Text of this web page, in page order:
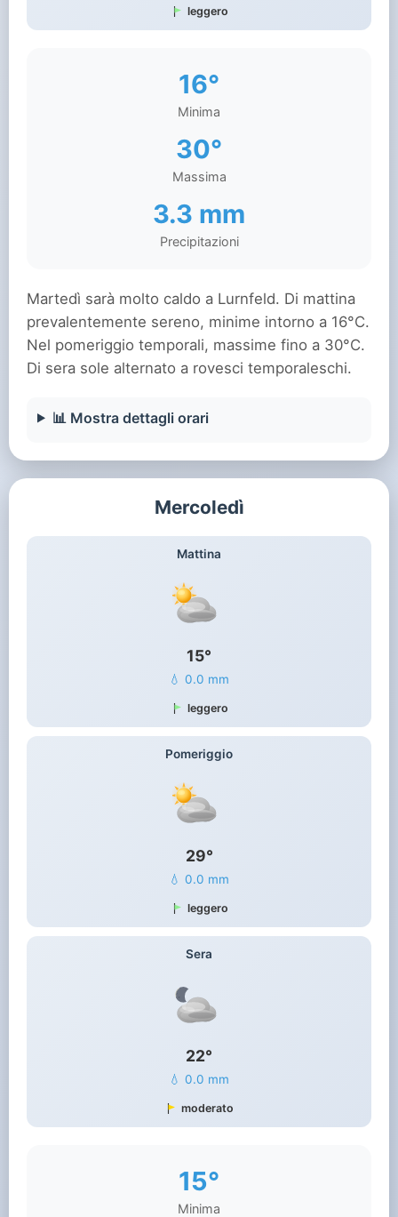
leggero
16°
Minima
30°
Massima
3.3 mm
Precipitazioni
Martedì sarà molto caldo a Lurnfeld. Di mattina
prevalentemente sereno, minime intorno a 16°C.
Nel pomeriggio temporali, massime fino a 30°C.
Di sera sole alternato a rovesci temporaleschi.
📊 Mostra dettagli orari
Mercoledì
Mattina
15°
💧 0.0 mm
leggero
Pomeriggio
29°
💧 0.0 mm
leggero
Sera
22°
💧 0.0 mm
moderato
15°
Minima